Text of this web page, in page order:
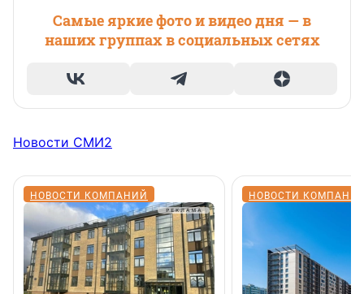
Самые яркие фото и видео дня — в
наших группах в социальных сетях
Новости СМИ2
НОВОСТИ КОМПАНИЙ НОВОСТИ